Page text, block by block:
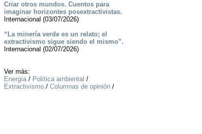
Criar otros mundos. Cuentos para
imaginar horizontes posextractivistas.
Internacional (03/07/2026)
“La minería verde es un relato; el
extractivismo sigue siendo el mismo”.
Internacional (02/07/2026)
Ver más:
Energía/ Política ambiental /
Extractivismo/ Columnas de opinión/